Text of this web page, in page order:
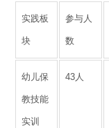
实践板
块
参与人
数
幼儿保
教技能
实训
43人